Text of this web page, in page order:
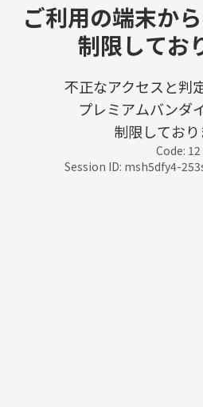
ご利用の端末か
制限してお
不正なアクセスと判
プレミアムバンダ
制限しており
Code: 12
Session ID: msh5dfy4-